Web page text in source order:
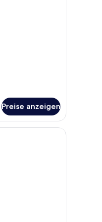
Preise anzeigen
an der Wand befestigtes